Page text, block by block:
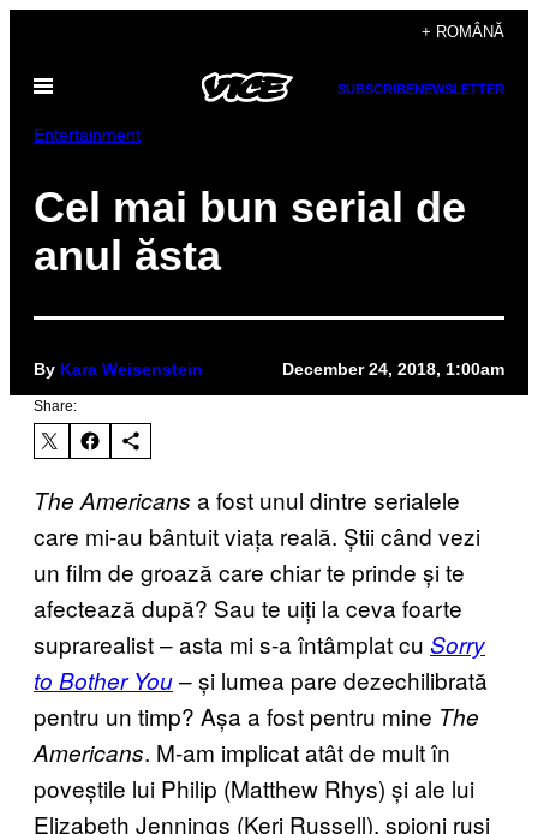
content
+ ROMÂNĂ
Open
SUBSCRIBENEWSLETTER
Entertainment
Cel mai bun serial de
anul ăsta
By Kara Weisenstein December 24, 2018, 1:00am
Share:
The Americans a fost unul dintre serialele
care mi-au bântuit viața reală. Știi când vezi
un film de groază care chiar te prinde și te
afectează după? Sau te uiți la ceva foarte
suprarealist – asta mi s-a întâmplat cu Sorry
to Bother You– și lumea pare dezechilibrată
pentru un timp? Așa a fost pentru mine The
Americans. M-am implicat atât de mult în
poveștile lui Philip (Matthew Rhys) și ale lui
Elizabeth Jennings (Keri Russell), spioni ruși